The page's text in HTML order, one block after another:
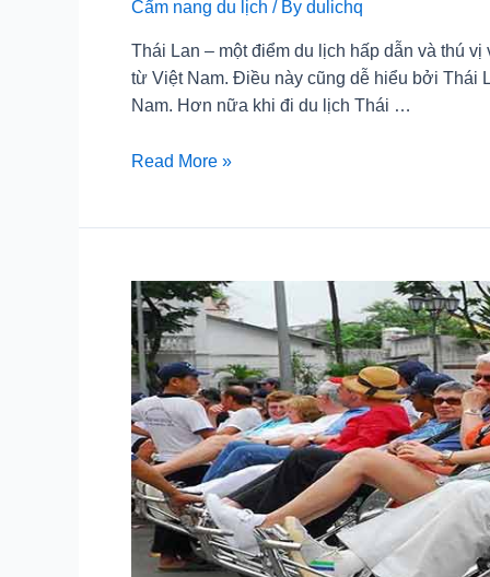
Cẩm nang du lịch / By dulichq
Thái Lan – một điểm du lịch hấp dẫn và thú
từ Việt Nam. Điều này cũng dễ hiểu bởi Thái
Nam. Hơn nữa khi đi du lịch Thái …
Các
tiếng
ở
Thái
Lan
Read More »